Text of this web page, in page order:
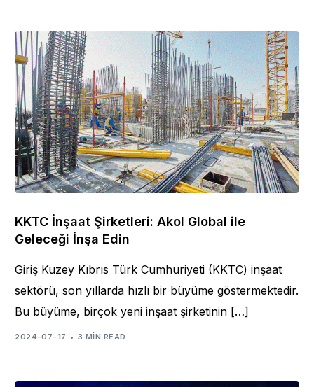
KKTC İnşaat Şirketleri: Akol Global ile
Geleceği İnşa Edin
Giriş Kuzey Kıbrıs Türk Cumhuriyeti (KKTC) inşaat
sektörü, son yıllarda hızlı bir büyüme göstermektedir.
Bu büyüme, birçok yeni inşaat şirketinin […]
2024-07-17 3 MIN READ